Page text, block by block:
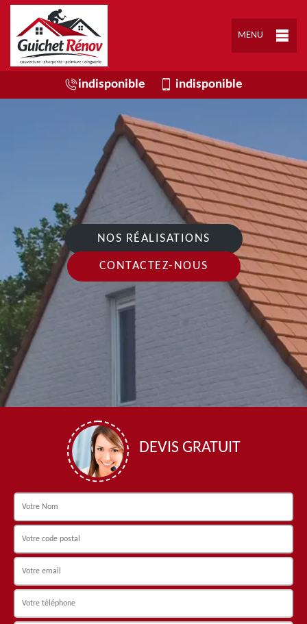
MENU
indisponible indisponible
NOS RÉALISATIONS
CONTACTEZ-NOUS
DEVIS GRATUIT